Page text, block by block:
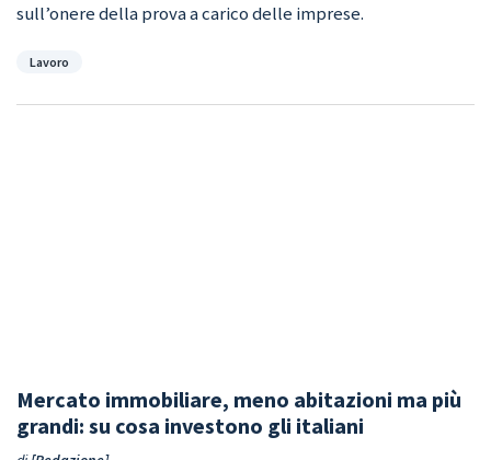
sull’onere della prova a carico delle imprese.
Categorie
Lavoro
Mercato immobiliare, meno abitazioni ma più
grandi: su cosa investono gli italiani